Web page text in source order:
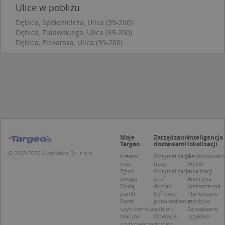
Ulice w pobliżu
Dębica, Spółdzielcza, Ulica (39-200)
Dębica, Żuławskiego, Ulica (39-200)
Dębica, Piekarska, Ulica (39-200)
© 2003-2026 AutoMapa Sp. z o.o.
Moje
Targeo
Kreator
map
Zgłoś
uwagę
Dodaj
punkt
Panel
użytkownika
Warunki
Zarządzanie
dostawami
Optymalizacja
trasy
Optymalizacja
stref
dostaw
Cyfrowe
potwierdzenie
odbioru
Operacje
Inteligencja
lokalizacji
Wybór
lokalizacji
Analityka
przestrzenna
Planowanie
zasobów
Zarządzanie
ryzykiem
to
kloc
.www.targeo.pl 1 rok
Provider/
Domena
Okres
przechowywania
Opis
.targeo.pl 1 rok 1 miesiąc
Ten plik
Google
Okres
przechowywania
Opis
Provider /Domena
CrossDomainCookieScriptConsent_35
.crossdomain.cookie-
script.com